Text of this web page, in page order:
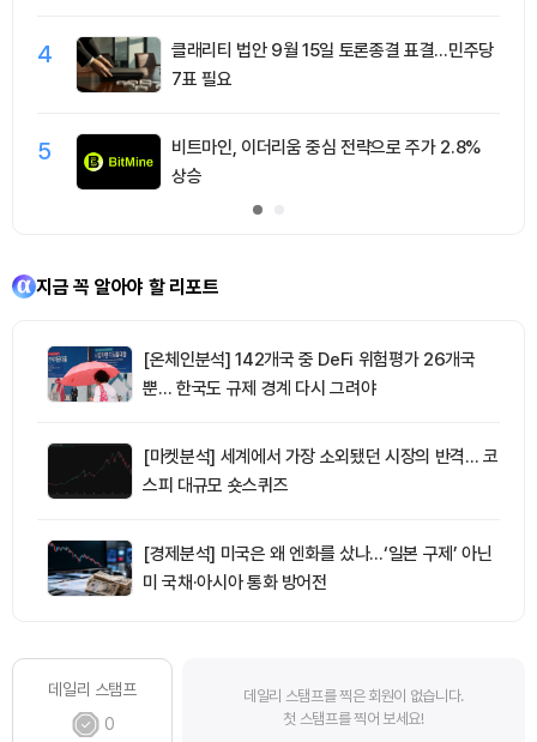
4
클래리티 법안 9월 15일 토론종결 표결…민주당
7표 필요
5
비트마인, 이더리움 중심 전략으로 주가 2.8%
상승
지금 꼭 알아야 할 리포트
[온체인분석] 142개국 중 DeFi 위험평가 26개국
뿐… 한국도 규제 경계 다시 그려야
[마켓분석] 세계에서 가장 소외됐던 시장의 반격… 코
스피 대규모 숏스퀴즈
[경제분석] 미국은 왜 엔화를 샀나…‘일본 구제’ 아닌
미 국채·아시아 통화 방어전
데일리 스탬프
0
데일리 스탬프를 찍은 회원이 없습니다.
첫 스탬프를 찍어 보세요!